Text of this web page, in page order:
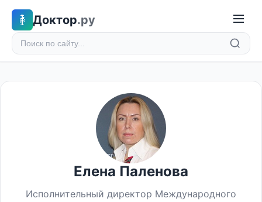
Доктор.ру
Елена Паленова
Исполнительный директор Международного